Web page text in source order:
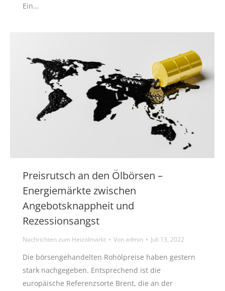
Ein…
Preisrutsch an den Ölbörsen –
Energiemärkte zwischen
Angebotsknappheit und
Rezessionsangst
Nachrichten zum Heizölmarkt Vonadmin Juli 13, 2022
Die börsengehandelten Rohölpreise haben gestern
stark nachgegeben. Entsprechend ist die
europäische Referenzsorte Brent, die an der